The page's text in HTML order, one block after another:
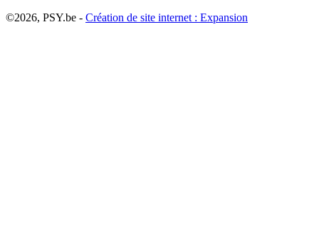
©2026, PSY.be - Création de site internet : Expansion